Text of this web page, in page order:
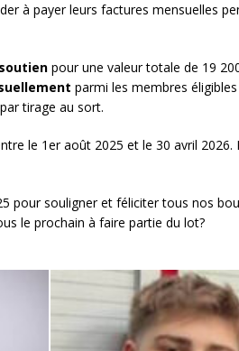
à payer leurs factures mensuelles
pour une valeur totale de 19
parmi les membres
tirage au sort.
le 1er août 2025 et le 30 avril
pour souligner et féliciter tous nos
le prochain à faire partie du lot?